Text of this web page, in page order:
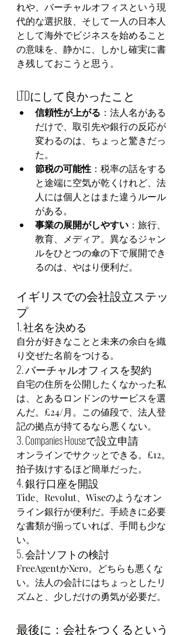
れや、バーチャルオフィスという現
代的な選択肢、そして一人の日本人
として海外でビジネスを始めること
の意味を、静かに、しかし確実に書
き残しておこうと思う。
LTDにして良かったこと
信頼性が上がる ：法人名がある
だけで、取引先や銀行の反応が
変わるのは、ちょっと驚きだっ
た。
節税の可能性 ：税率の話をする
と途端に空気が乾くけれど、法
人には個人とはまた違うルール
がある。
事業の展開がしやすい ：旅行、
教育、メディア。異なるジャン
ルをひとつの傘の下で展開でき
るのは、やはり便利だ。
イギリスでの会社設立ステッ
プ
1. 社名を決める
自分が好きなことと未来の余白を織
り交ぜた名前をつける。
2. バーチャルオフィスを契約
自宅の住所を公開したくなかった私
は、とあるロンドンのサービスを選
んだ。£24/月。この値段で、法人登
記の拠点が持てるなら悪くない。
3. Companies Houseで設立申請
オンラインでサクッとできる。£12。
拍子抜けするほど簡単だった。
4. 銀行口座を開設
Tide、Revolut、Wiseのようなオン
ライン銀行が便利だ。手続きに必要
な書類が揃っていれば、手間も少な
い。
5. 会計ソフトの検討
FreeAgentかXero。どちらも悪くな
い。法人の会計にはちょっとしたリ
ズムと、少しだけの勇気が必要だ。
最後に：会社をつくるという